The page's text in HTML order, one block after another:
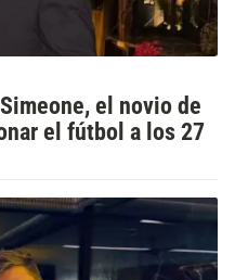
el novio de
el fútbol a los 27